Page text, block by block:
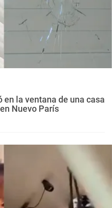
la ventana de una casa
Nuevo París